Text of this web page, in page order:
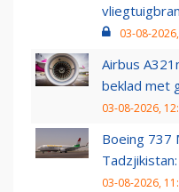
03-08-
Airbus
beklad met
03-08-2026,
Boeing 737
03-08-2026,